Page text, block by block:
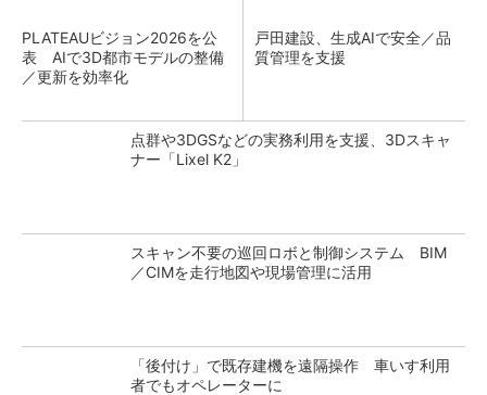
PLATEAUビジョン2026を公
表 AIで3D都市モデルの整備
／更新を効率化
戸田建設、生成AIで安全／品
質管理を支援
点群や3DGSなどの実務利用を支援、3Dスキャ
ナー「Lixel K2」
スキャン不要の巡回ロボと制御システム BIM
／CIMを走行地図や現場管理に活用
「後付け」で既存建機を遠隔操作 車いす利用
者でもオペレーターに